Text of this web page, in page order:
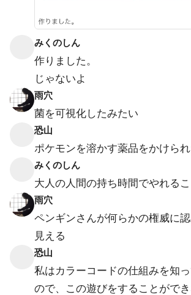
みくのしん
作りました。
じゃないよ
雨穴
菌を可視化したみたい
恐山
ポケモンを溶かす薬品をかけら
みくのしん
大人の人間の持ち時間でやれる
雨穴
ペンギンさんが何らかの権威に
見える
恐山
私はカラーコードの仕組みを知
ので、この遊びをすることがで